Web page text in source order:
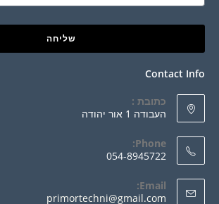
שליחה
Contact Info
כתובת :
העבודה 1 אור יהודה
Phone:
054-8945722
Email:
primortechni@gmail.com